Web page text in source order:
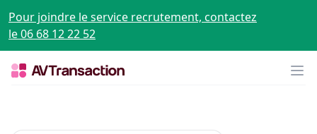
Pour joindre le service recrutement, contactez
le 06 68 12 22 52